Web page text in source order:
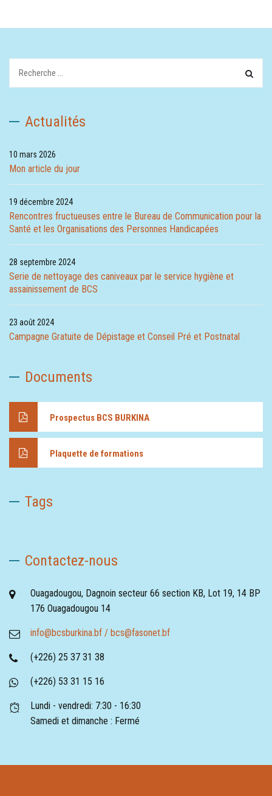
Actualités
10 mars 2026
Mon article du jour
19 décembre 2024
Rencontres fructueuses entre le Bureau de Communication pour la
Santé et les Organisations des Personnes Handicapées
28 septembre 2024
Serie de nettoyage des caniveaux par le service hygiène et
assainissement de BCS
23 août 2024
Campagne Gratuite de Dépistage et Conseil Pré et Postnatal
Documents
Prospectus BCS BURKINA
Plaquette de formations
Tags
Contactez-nous
Ouagadougou, Dagnoin secteur 66 section KB, Lot 19, 14 BP
176 Ouagadougou 14
info@bcsburkina.bf / bcs@fasonet.bf
(+226) 25 37 31 38
(+226) 53 31 15 16
Lundi - vendredi: 7:30 - 16:30
Samedi et dimanche : Fermé